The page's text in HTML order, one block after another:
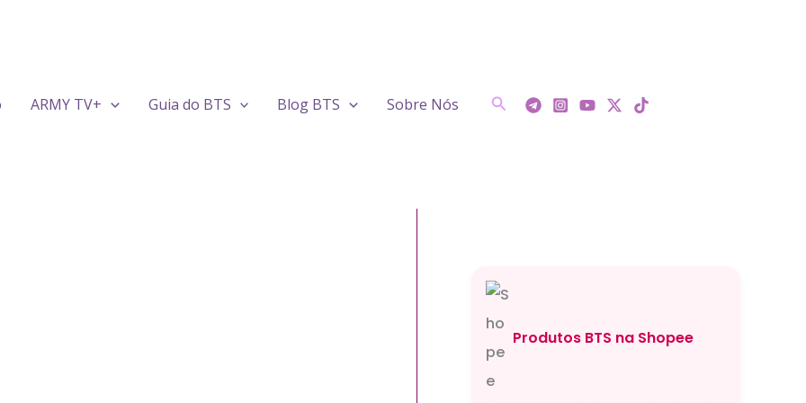
ARMY TV+ Guia do BTS Blog BTS Sobre Nós Pesquisar
Produtos BTS na Shopee